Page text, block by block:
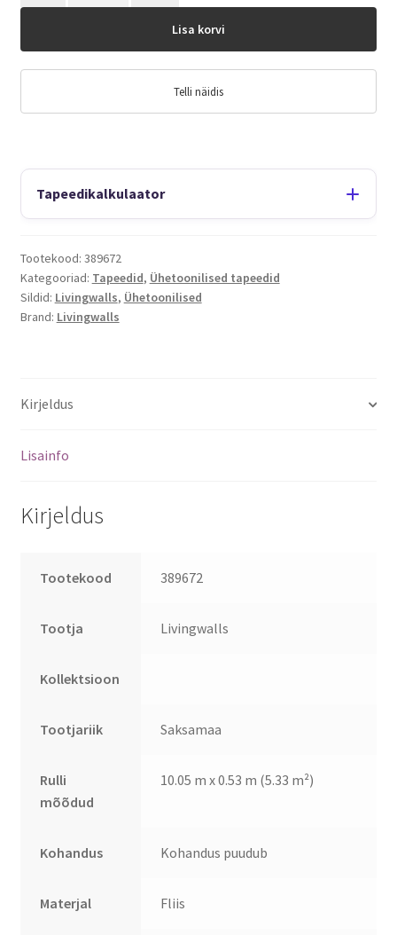
Lisa korvi
Telli näidis
Tapeedikalkulaator
Tootekood: 389672
Kategooriad: Tapeedid, Ühetoonilised tapeedid
Sildid: Livingwalls, Ühetoonilised
Brand: Livingwalls
Kirjeldus
Lisainfo
Kirjeldus
Tootekood 389672
Tootja Livingwalls
Kollektsioon
Tootjariik Saksamaa
Rulli
mõõdud
10.05 m x 0.53 m (5.33 m²)
Kohandus Kohandus puudub
Materjal Fliis